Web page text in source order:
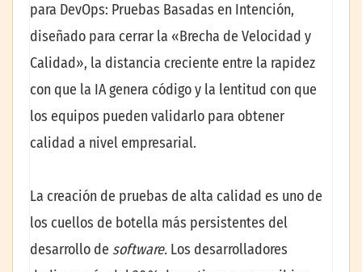
para DevOps: Pruebas Basadas en Intención,
diseñado para cerrar la «Brecha de Velocidad y
Calidad», la distancia creciente entre la rapidez
con que la IA genera código y la lentitud con que
los equipos pueden validarlo para obtener
calidad a nivel empresarial.
La creación de pruebas de alta calidad es uno de
los cuellos de botella más persistentes del
desarrollo de software. Los desarrolladores